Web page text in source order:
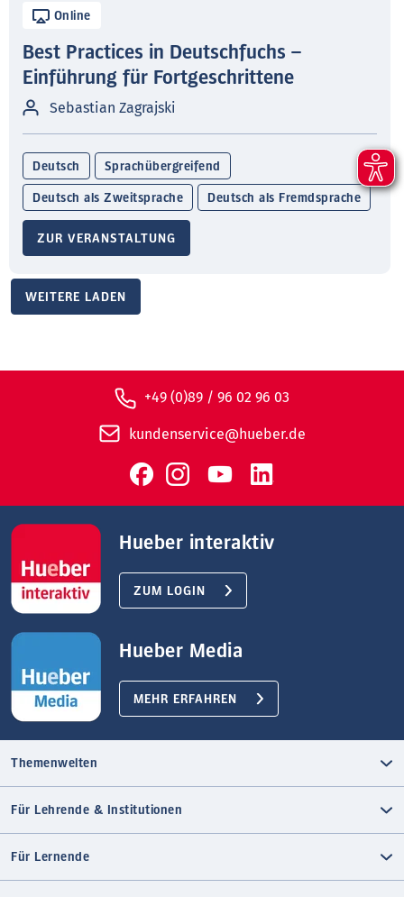
Online
Best Practices in Deutschfuchs –
Einführung für Fortgeschrittene
Sebastian Zagrajski
Deutsch Sprachübergreifend
Deutsch als Zweitsprache Deutsch als Fremdsprache
ZUR VERANSTALTUNG
WEITERE LADEN
+49 (0)89 / 96 02 96 03
kundenservice@hueber.de
Hueber interaktiv
ZUM LOGIN
Hueber Media
MEHR ERFAHREN
Themenwelten
Für Lehrende & Institutionen
Für Lernende